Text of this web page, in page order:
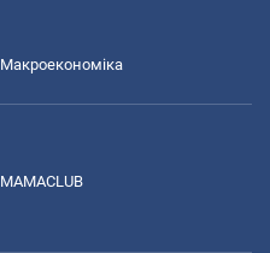
Макроекономіка
MAMACLUB